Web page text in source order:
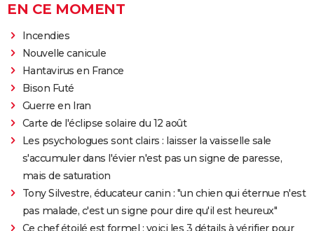
EN CE MOMENT
Incendies
Nouvelle canicule
Hantavirus en France
Bison Futé
Guerre en Iran
Carte de l'éclipse solaire du 12 août
Les psychologues sont clairs : laisser la vaisselle sale
s'accumuler dans l'évier n'est pas un signe de paresse,
mais de saturation
Tony Silvestre, éducateur canin : "un chien qui éternue n'est
pas malade, c'est un signe pour dire qu'il est heureux"
Ce chef étoilé est formel : voici les 3 détails à vérifier pour